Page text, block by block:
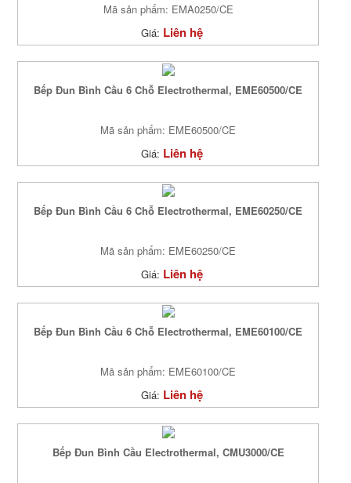
Mã sản phẩm: EMA0250/CE
Giá: Liên hệ
Bếp Đun Bình Cầu 6 Chỗ Electrothermal, EME60500/CE
Mã sản phẩm: EME60500/CE
Giá: Liên hệ
Bếp Đun Bình Cầu 6 Chỗ Electrothermal, EME60250/CE
Mã sản phẩm: EME60250/CE
Giá: Liên hệ
Bếp Đun Bình Cầu 6 Chỗ Electrothermal, EME60100/CE
Mã sản phẩm: EME60100/CE
Giá: Liên hệ
Bếp Đun Bình Cầu Electrothermal, CMU3000/CE